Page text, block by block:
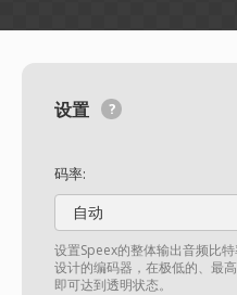
设置
码率:
自动
设置Speex的整体输出音频比
设计的编码器，在极低的、最
即可达到透明状态。